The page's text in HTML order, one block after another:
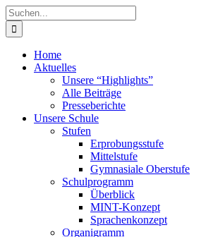
Zum
Inhalt
springen
Suche
nach:
Home
Aktuelles
Unsere “Highlights”
Alle Beiträge
Presseberichte
Unsere Schule
Stufen
Erprobungsstufe
Mittelstufe
Gymnasiale Oberstufe
Schulprogramm
Überblick
MINT-Konzept
Sprachenkonzept
Organigramm